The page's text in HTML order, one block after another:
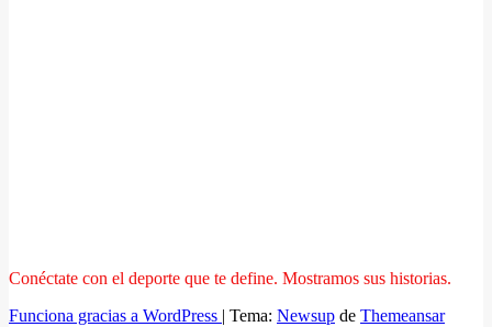
Conéctate con el deporte que te define. Mostramos sus historias.
Funciona gracias a WordPress | Tema: Newsup de Themeansar